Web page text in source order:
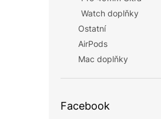
Watch doplňky
Ostatní
AirPods
Mac doplňky
Facebook